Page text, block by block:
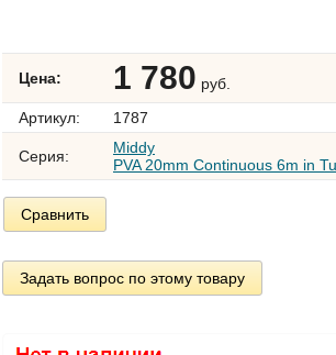
Цена: 1 780 руб.
Артикул:
1787
Серия:
Middy
PVA 20mm Continuous 6m in
Сравнить
Задать вопрос по этому товару